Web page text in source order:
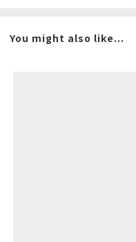
You might also like...